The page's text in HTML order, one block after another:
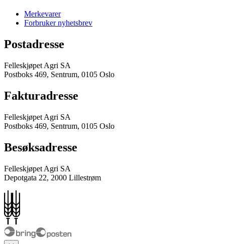
Merkevarer
Forbruker nyhetsbrev
Postadresse
Felleskjøpet Agri SA
Postboks 469, Sentrum, 0105 Oslo
Fakturadresse
Felleskjøpet Agri SA
Postboks 469, Sentrum, 0105 Oslo
Besøksadresse
Felleskjøpet Agri SA
Depotgata 22, 2000 Lillestrøm